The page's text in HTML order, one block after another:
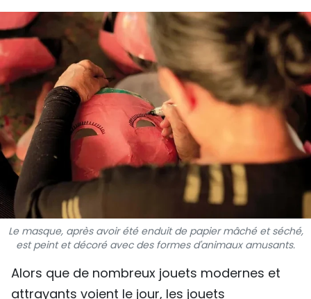
SPORT
FRANCOPHONIE
PAYS NATAL
INTERNATIONAL
MÉGASTORIE
VIDÉO
À PROPOS DU "PEUPLE"
Le masque, après avoir été enduit de papier mâché et séché,
est peint et décoré avec des formes d'animaux amusants.
Alors que de nombreux jouets modernes et
attrayants voient le jour, les jouets